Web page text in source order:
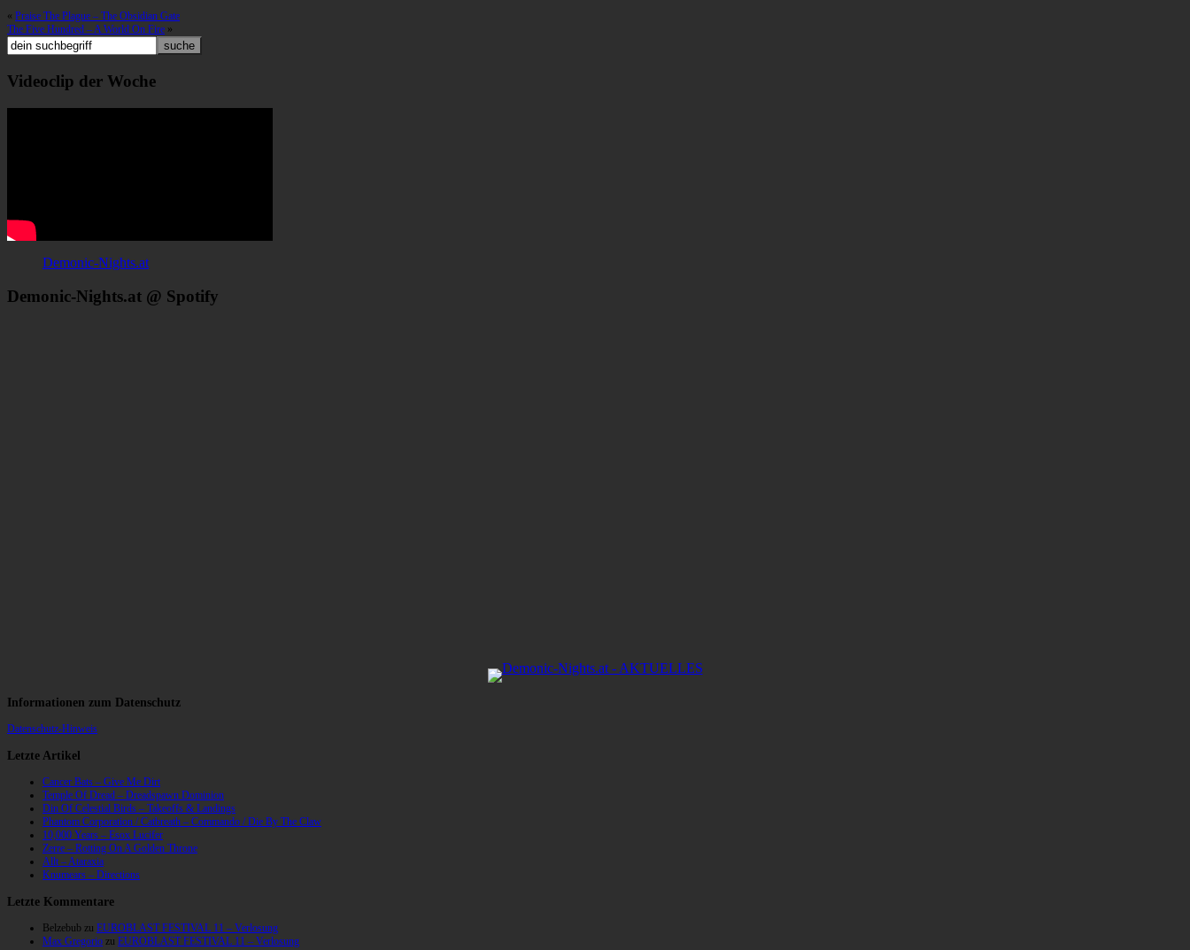
« Praise The Plague – The Obsidian Gate
The Five Hundred – A World On Fire »
Videoclip der Woche
Demonic-Nights.at
Demonic-Nights.at @ Spotify
Informationen zum Datenschutz
Datenschutz-Hinweis
Letzte Artikel
Cancer Bats – Give Me Dirt
Temple Of Dread – Dreadspawn Dominion
Din Of Celestial Birds – Takeoffs & Landings
Phantom Corporation / Catbreath – Commando / Die By The Claw
10,000 Years – Esox Lucifer
Zerre – Rotting On A Golden Throne
Allt – Ataraxia
Knumears – Directions
Letzte Kommentare
Belzebub zu EUROBLAST FESTIVAL 11 – Verlosung
Max Gregorio zu EUROBLAST FESTIVAL 11 – Verlosung